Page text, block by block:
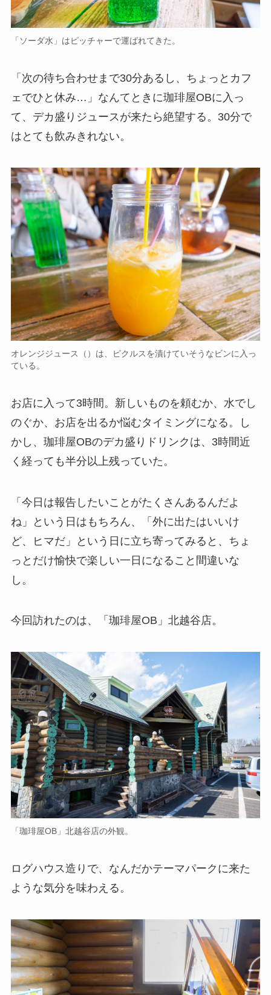
「ソーダ水」はピッチャーで運ばれてきた。
「次の待ち合わせまで30分あるし、ちょっとカフ
ェでひと休み…」なんてときに珈琲屋OBに入っ
て、デカ盛りジュースが来たら絶望する。30分で
はとても飲みきれない。
オレンジジュース（）は、ピクルスを漬けていそうなビンに入っ
ている。
お店に入って3時間。新しいものを頼むか、水でし
のぐか、お店を出るか悩むタイミングになる。し
かし、珈琲屋OBのデカ盛りドリンクは、3時間近
く経っても半分以上残っていた。
「今日は報告したいことがたくさんあるんだよ
ね」という日はもちろん、「外に出たはいいけ
ど、ヒマだ」という日に立ち寄ってみると、ちょ
っとだけ愉快で楽しい一日になること間違いな
し。
今回訪れたのは、「珈琲屋OB」北越谷店。
「珈琲屋OB」北越谷店の外観。
ログハウス造りで、なんだかテーマパークに来た
ような気分を味わえる。